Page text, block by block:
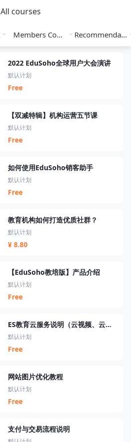
All courses
Members Course Recommendation
2022 EduSoho全球用户大会演讲
默认计划
Free
【双减特辑】机构运营五节课
默认计划
Free
如何使用EduSoho销客助手
默认计划
Free
教育机构如何打造优质社群？
默认计划
¥ 8.80
【EduSoho教培版】产品介绍
默认计划
Free
ES教育云服务说明（云视频、云短信、云资源、云搜索、云直播）
默认计划
Free
网站图片优化教程
默认计划
Free
支付与交易流程说明